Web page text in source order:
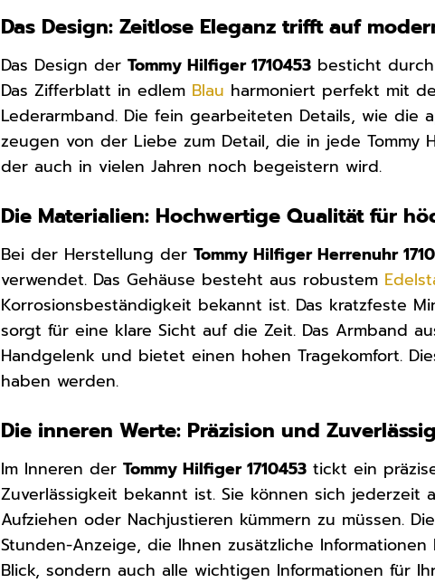
Das Design: Zeitlose Eleganz trifft auf
Das Design derTommy Hilfiger 1710453 besticht
Das Zifferblatt in edlem Blau harmoniert perfekt mit
Lederarmband. Die fein gearbeiteten Details, wie die
zeugen von der Liebe zum Detail, die in jede Tommy
der auch in vielen Jahren noch begeistern wird.
Die Materialien: Hochwertige Qualität für
Bei der Herstellung derTommy Hilfiger Herrenuhr
verwendet. Das Gehäuse besteht aus robustem
Korrosionsbeständigkeit bekannt ist. Das kratzfeste
sorgt für eine klare Sicht auf die Zeit. Das Armband
Handgelenk und bietet einen hohen Tragekomfort.
haben werden.
Die inneren Werte: Präzision und
Im Inneren derTommy Hilfiger 1710453 tickt ein
Zuverlässigkeit bekannt ist. Sie können sich
Aufziehen oder Nachjustieren kümmern zu müssen.
Stunden-Anzeige, die Ihnen zusätzliche
Blick, sondern auch alle wichtigen Informationen für